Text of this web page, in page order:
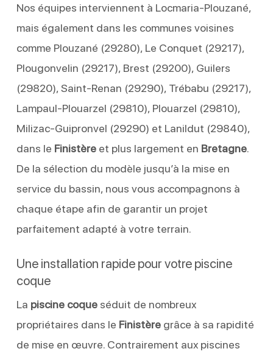
Nos équipes interviennent à Locmaria-Plouzané,
mais également dans les communes voisines
comme Plouzané (29280), Le Conquet (29217),
Plougonvelin (29217), Brest (29200), Guilers
(29820), Saint-Renan (29290), Trébabu (29217),
Lampaul-Plouarzel (29810), Plouarzel (29810),
Milizac-Guipronvel (29290) et Lanildut (29840),
dans le Finistèreet plus largement en Bretagne.
De la sélection du modèle jusqu’à la mise en
service du bassin, nous vous accompagnons à
chaque étape afin de garantir un projet
parfaitement adapté à votre terrain.
Une installation rapide pour votre piscine
coque
La piscine coqueséduit de nombreux
propriétaires dans le Finistèregrâce à sa rapidité
de mise en œuvre. Contrairement aux piscines